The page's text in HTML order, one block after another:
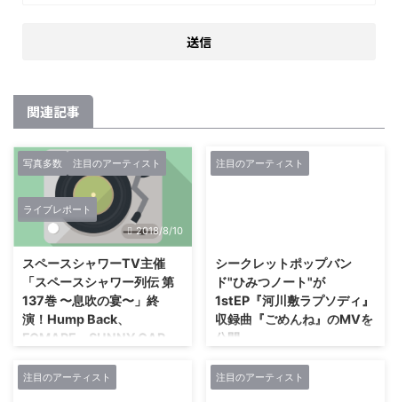
関連記事
写真多数 注目のアーティスト
ライブレポート
2018/8/10
スペースシャワーTV主催
「スペースシャワー列伝 第
137巻 〜息吹の宴〜」終
演！Hump Back、
FOMARE、SUNNY CAR
フレッシュなロックバンド4
組が競演！
注目のアーティスト
シークレットポップバン
ド"ひみつノート"が
1stEP『河川敷ラプソディ』
収録曲『ごめんね』のMVを
公開。
る謎に包まれたシークレットポッ
注目のアーティスト 注目のアーティスト